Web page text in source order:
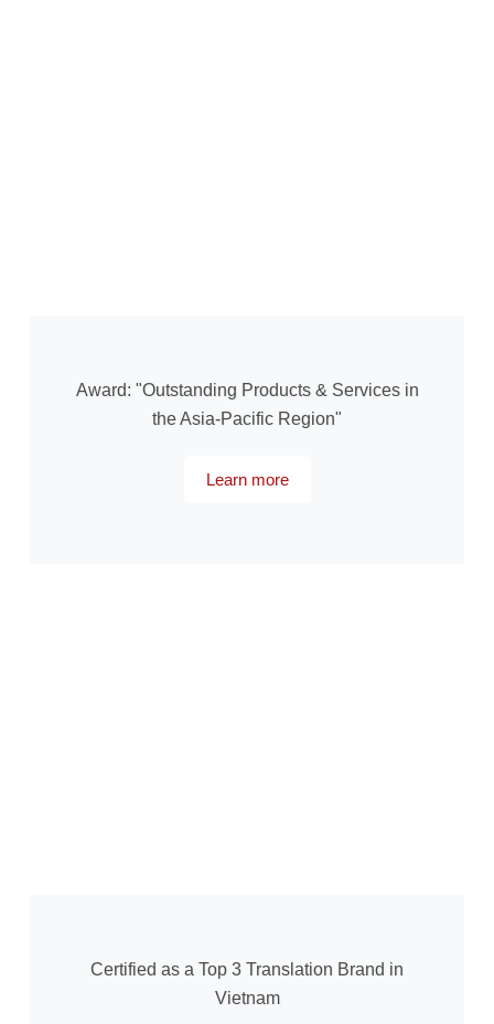
Award: "Outstanding Products & Services in
the Asia-Pacific Region"
Learn more
Certified as a Top 3 Translation Brand in
Vietnam